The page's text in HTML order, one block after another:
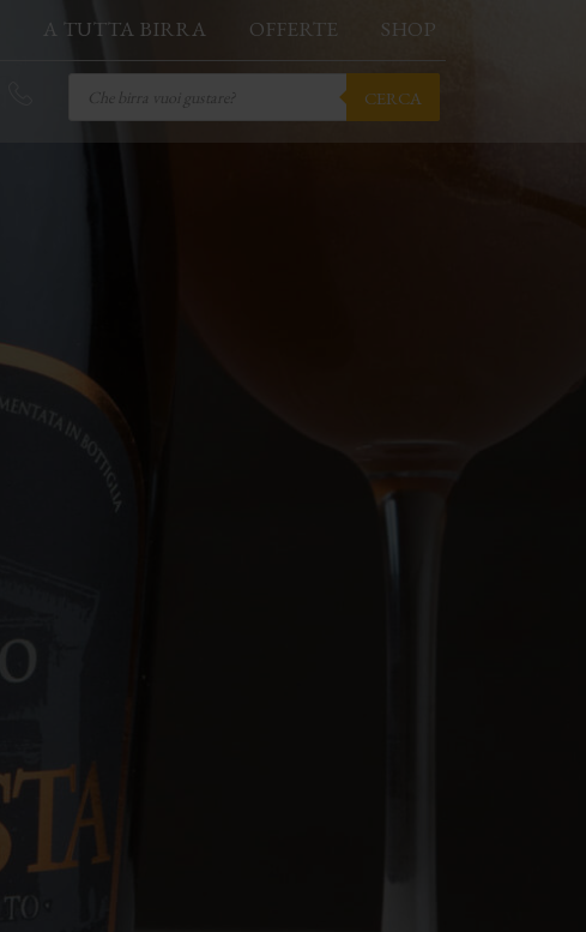
A TUTTA BIRRA OFFERTE SHOP
search CERCA